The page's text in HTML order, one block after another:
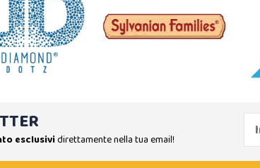
esclusividirettamente nella tua email!